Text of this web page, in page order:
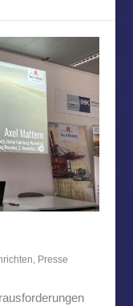
Presse